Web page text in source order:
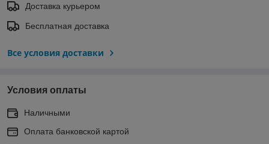
Доставка курьером
Бесплатная доставка
Все условия доставки
Условия оплаты
Наличными
Оплата банковской картой